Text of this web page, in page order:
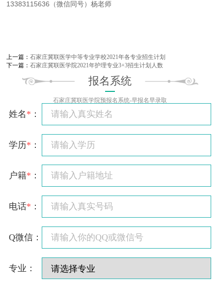
13383115636（微信同号）杨老师
上一篇：石家庄冀联医学中等专业学校2021年各专业招生计划
下一篇：石家庄冀联医学院2021年护理专业3+3招生计划人数
报名系统
石家庄冀联医学院预报名系统-早报名早录取
姓名 * ：
学历* ：
户籍* ：
电话* ：
Q微信：
专业：